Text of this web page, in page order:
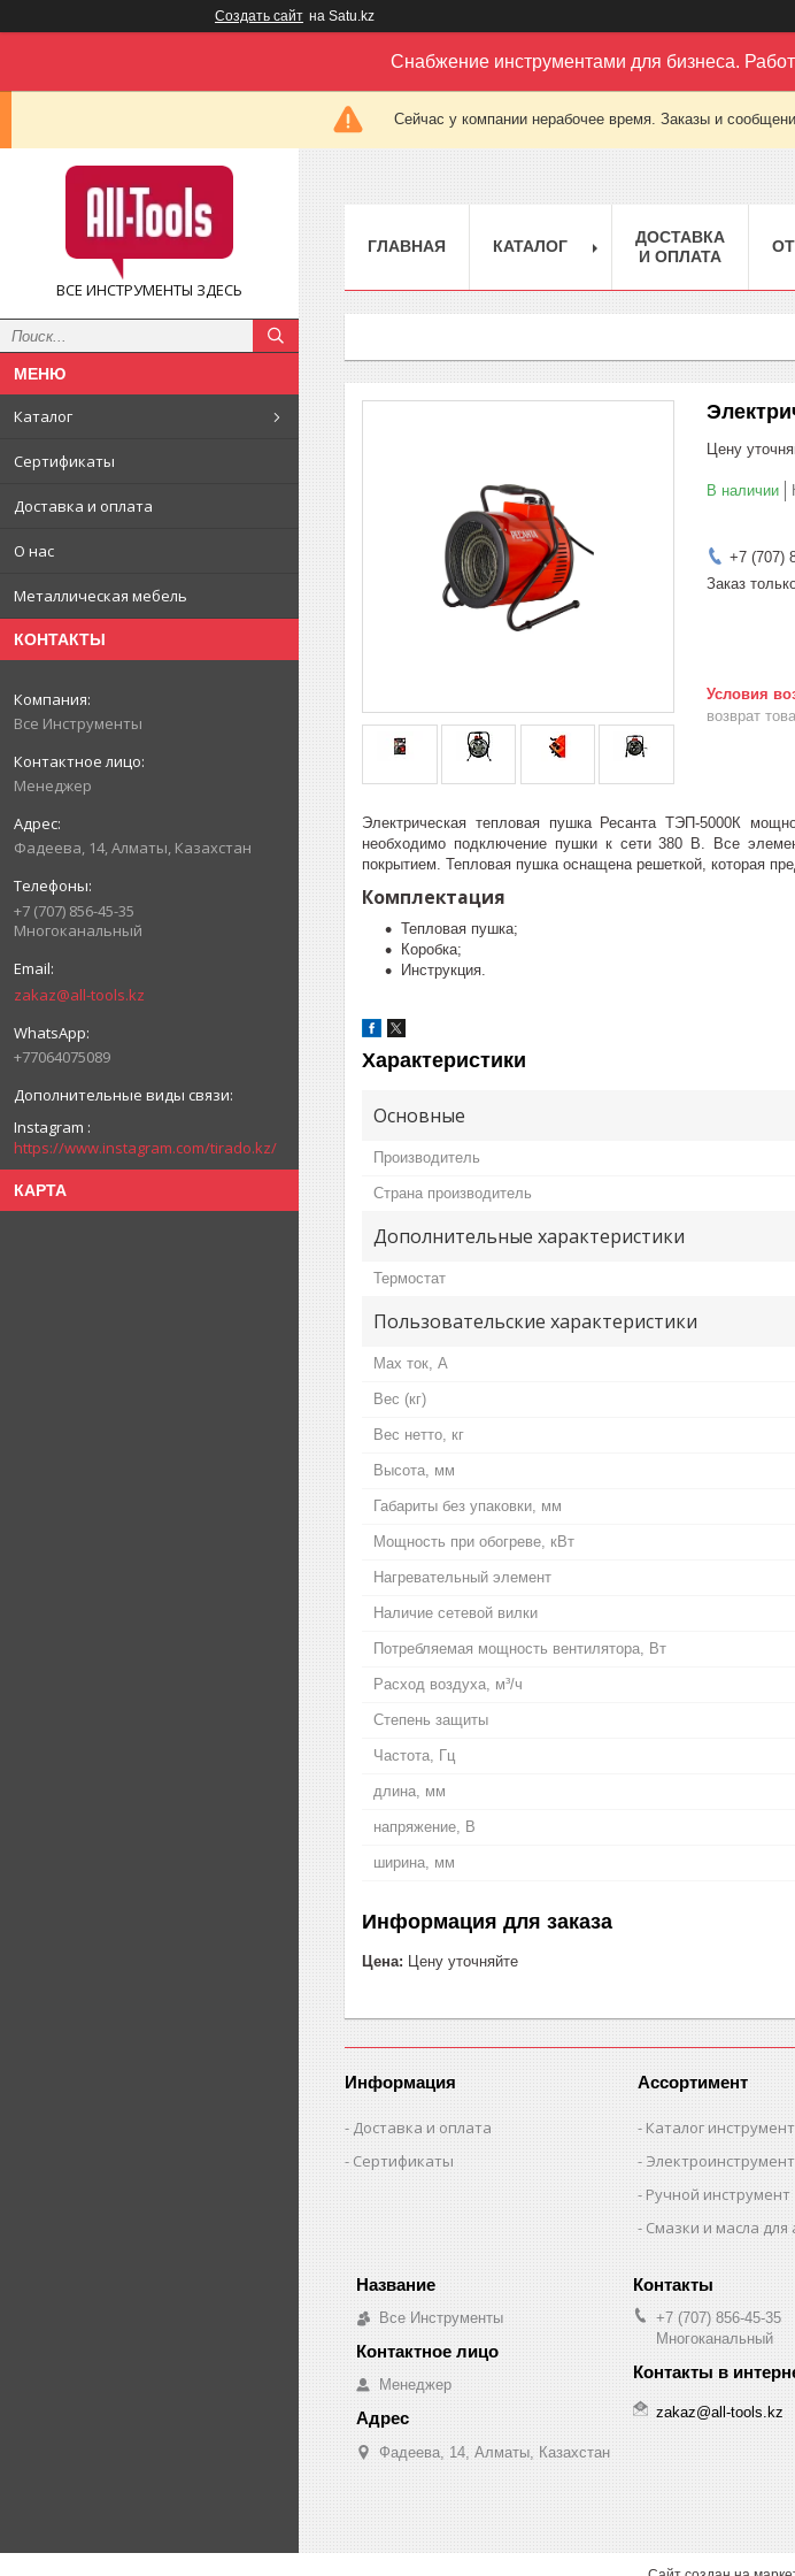
Создать сайт на Satu.kz
Снабжение инструментами для бизнеса.
Сейчас у компании нерабочее время. Заказы и
ВСЕ ИНСТРУМЕНТЫ ЗДЕСЬ
Каталог
Сертификаты
Доставка и оплата
О нас
Металлическая мебель
КОНТАКТЫ
Все Инструменты
Менеджер
Фадеева, 14, Алматы, Казахстан
+7 (707) 856-45-35
Многоканальный
zakaz@all-tools.kz
+77064075089
Instagram
https://www.instagram.com/tirado.kz/
КАРТА
ГЛАВНАЯ КАТАЛОГ
ДОСТАВКА
И ОПЛАТА
Цену
В наличии
+7 (707)
Заказ
возврат
Электрическая тепловая пушка Ресанта ТЭП-5000К
необходимо подключение пушки к сети 380 В. Все
покрытием. Тепловая пушка оснащена решеткой, которая
Комплектация
Тепловая пушка;
Коробка;
Инструкция.
Характеристики
Основные
Производитель
Страна производитель
Дополнительные характеристики
Термостат
Пользовательские характеристики
Max ток, А
Вес (кг)
Вес нетто, кг
Высота, мм
Габариты без упаковки, мм
Мощность при обогреве, кВт
Нагревательный элемент
Наличие сетевой вилки
Потребляемая мощность вентилятора, Вт
Расход воздуха, м³/ч
Степень защиты
Частота, Гц
длина, мм
напряжение, В
ширина, мм
Информация для заказа
Цена: Цену уточняйте
Информация
Доставка и оплата
Сертификаты
Ассортимент
Каталог
Электроинструмент
Ручной инструмент
Смазки и масла для
Все Инструменты
Менеджер
Фадеева, 14, Алматы, Казахстан
+7 (707) 856-45-35
Многоканальный
zakaz@all-tools.kz